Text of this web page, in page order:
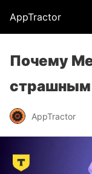
AppTractor
Почему
страшным
AppTractor